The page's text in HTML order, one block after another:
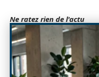
Ne ratez rien de l'actu